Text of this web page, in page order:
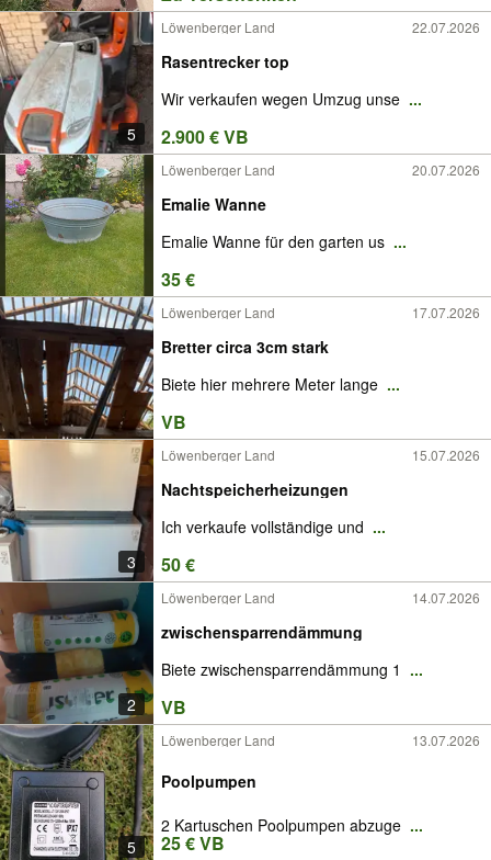
5
Löwenberger Land 22.07.2026
Rasentrecker top
Wir verkaufen wegen Umzug unse ...
2.900 € VB
Löwenberger Land 20.07.2026
Emalie Wanne
Emalie Wanne für den garten us ...
35 €
Löwenberger Land 17.07.2026
Bretter circa 3cm stark
Biete hier mehrere Meter lange ...
VB
3
Löwenberger Land 15.07.2026
Nachtspeicherheizungen
Ich verkaufe vollständige und ...
50 €
2
Löwenberger Land 14.07.2026
zwischensparrendämmung
Biete zwischensparrendämmung 1 ...
VB
5
Löwenberger Land 13.07.2026
Poolpumpen
2 Kartuschen Poolpumpen abzuge ...
25 € VB